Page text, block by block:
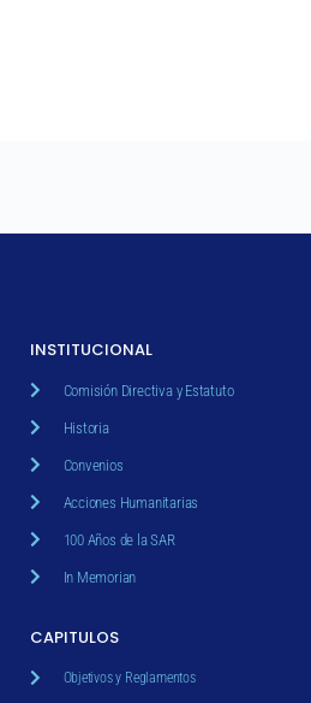
INSTITUCIONAL
Comisión Directiva y Estatuto
Historia
Convenios
Acciones Humanitarias
100 Años de la SAR
In Memorian
CAPITULOS
Objetivos y Reglamentos